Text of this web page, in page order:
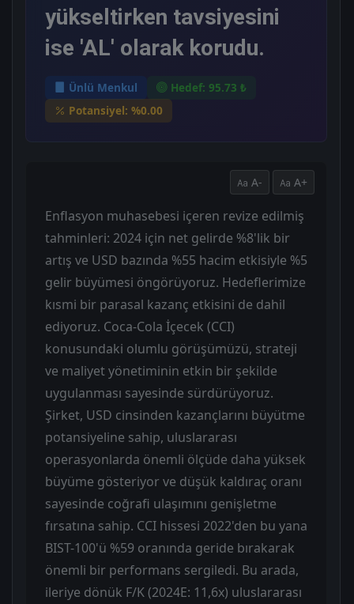
yükseltirken tavsiyesini
ise 'AL' olarak korudu.
Ünlü Menkul
Hedef: 95.73 ₺
Potansiyel: %0.00
A- A+
Enflasyon muhasebesi içeren revize edilmiş
tahminleri: 2024 için net gelirde %8'lik bir
artış ve USD bazında %55 hacim etkisiyle %5
gelir büyümesi öngörüyoruz. Hedeflerimize
kısmi bir parasal kazanç etkisini de dahil
ediyoruz. Coca-Cola İçecek (CCI)
konusundaki olumlu görüşümüzü, strateji
ve maliyet yönetiminin etkin bir şekilde
uygulanması sayesinde sürdürüyoruz.
Şirket, USD cinsinden kazançlarını büyütme
potansiyeline sahip, uluslararası
operasyonlarda önemli ölçüde daha yüksek
büyüme gösteriyor ve düşük kaldıraç oranı
sayesinde coğrafi ulaşımını genişletme
fırsatına sahip. CCI hissesi 2022'den bu yana
BIST-100'ü %59 oranında geride bırakarak
önemli bir performans sergiledi. Bu arada,
ileriye dönük F/K (2024E: 11,6x) uluslararası